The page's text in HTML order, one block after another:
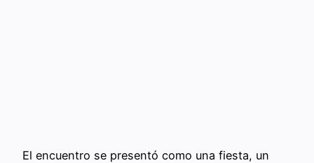
El encuentro se presentó como una fiesta, un